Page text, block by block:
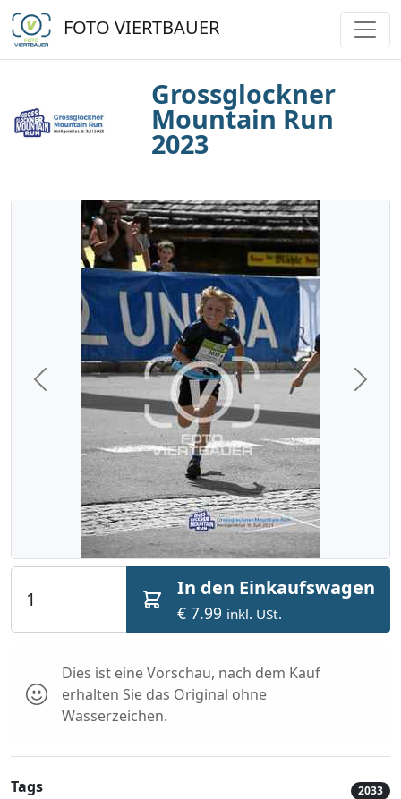
FOTO VIERTBAUER
Grossglockner
Mountain Run
2023
Previous Next
In den Einkaufswagen
€ 7.99 inkl. USt.
Dies ist eine Vorschau, nach dem Kauf
erhalten Sie das Original ohne
Wasserzeichen.
Tags 2033